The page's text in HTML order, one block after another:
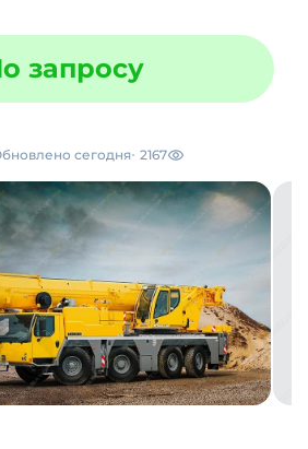
запросу
сегодня 2167